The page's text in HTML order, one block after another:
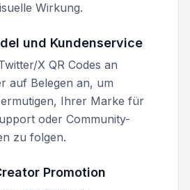
Wirkung.
und Kundenservice
X QR Codes an
auf Belegen an, um
Ihrer Marke für
oder Community-
zu folgen.
Promotion